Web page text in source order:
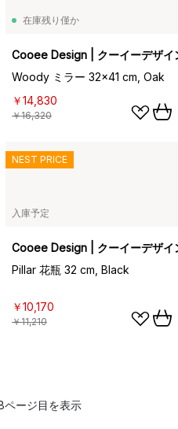
在庫残り僅か
Cooee Design | クーイーデザイ
Woody ミラー 32x41 cm, Oak
￥14,830
￥16,320
入庫予定
Cooee Design | クーイーデザイ
Pillar 花瓶 32 cm, Black
￥10,170
￥11,210
NEST PRICE
ージ目を表示